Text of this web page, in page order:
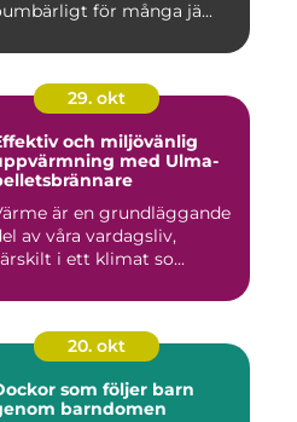
för många jä...
29. okt
och miljövänlig
med Ulma-
är en grundläggande
av våra vardagsliv,
i ett klimat so...
20. okt
som följer barn
barndomen